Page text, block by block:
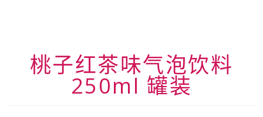
桃子红茶味气泡饮料
250ml 罐装